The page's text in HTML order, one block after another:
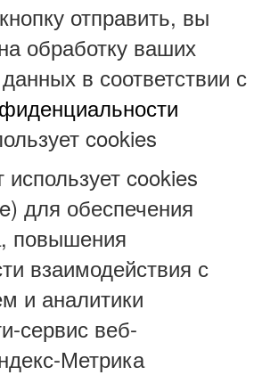
отправить, вы
обработку ваших
в соответствии с
cookies
cookies
для обеспечения
повышения
взаимодействия с
и аналитики
сервис веб-
Метрика